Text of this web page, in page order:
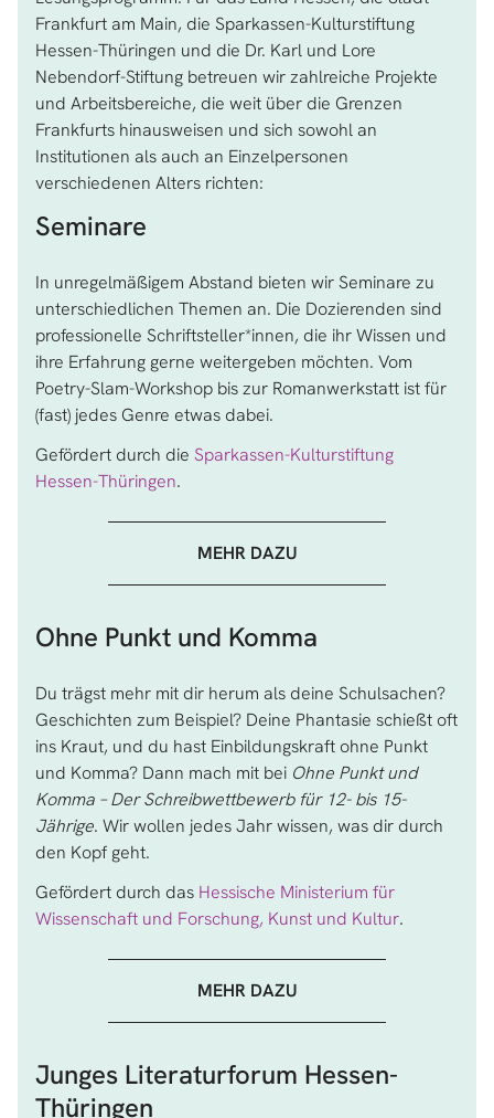
Frankfurt am Main, die Sparkassen-Kulturstiftung
Hessen-Thüringen und die Dr. Karl und Lore
Nebendorf-Stiftung betreuen wir zahlreiche Projekte
und Arbeitsbereiche, die weit über die Grenzen
Frankfurts hinausweisen und sich sowohl an
Institutionen als auch an Einzelpersonen
verschiedenen Alters richten:
Seminare
In unregelmäßigem Abstand bieten wir Seminare zu
unterschiedlichen Themen an. Die Dozierenden sind
professionelle Schriftsteller*innen, die ihr Wissen und
ihre Erfahrung gerne weitergeben möchten. Vom
Poetry-Slam-Workshop bis zur Romanwerkstatt ist für
(fast) jedes Genre etwas dabei.
Gefördert durch die Sparkassen-Kulturstiftung
Hessen-Thüringen.
MEHR DAZU
Ohne Punkt und Komma
Du trägst mehr mit dir herum als deine Schulsachen?
Geschichten zum Beispiel? Deine Phantasie schießt oft
ins Kraut, und du hast Einbildungskraft ohne Punkt
und Komma? Dann mach mit bei Ohne Punkt und
Komma – Der Schreibwettbewerb für 12- bis 15-
Jährige. Wir wollen jedes Jahr wissen, was dir durch
den Kopf geht.
Gefördert durch das Hessische Ministerium für
Wissenschaft und Forschung, Kunst und Kultur.
MEHR DAZU
Junges Literaturforum Hessen-
Thüringen